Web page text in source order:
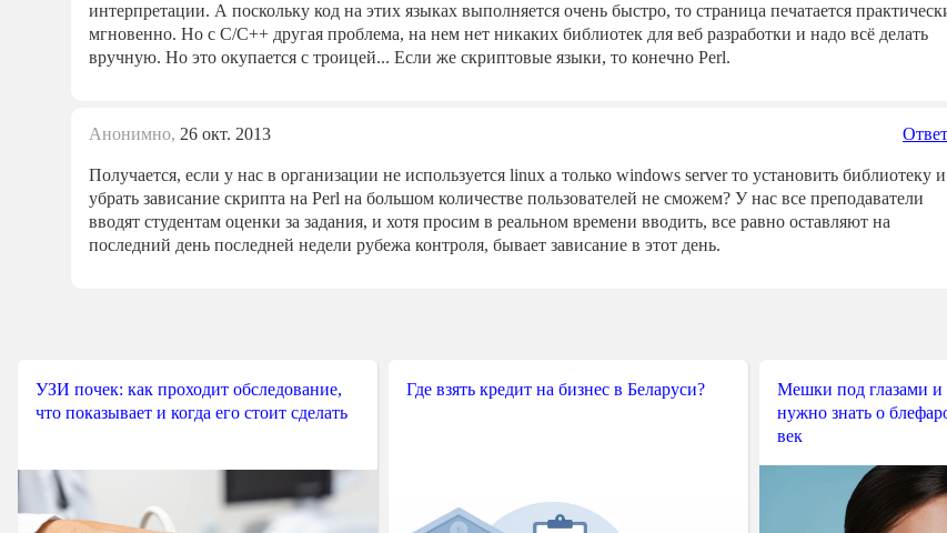
интерпретации. А поскольку код на этих языках выполняется очень быстро, то страница печатается
мгновенно. Но с С/С++ другая проблема, на нем нет никаких библиотек для веб разработки и надо всё делать
вручную. Но это окупается с троицей... Если же скриптовые языки, то конечно Perl.
Анонимно, 26 окт. 2013
Получается, если у нас в организации не используется linux а только windows server то установить библиотеку и
убрать зависание скрипта на Perl на большом количестве пользователей не сможем? У нас все преподаватели
вводят студентам оценки за задания, и хотя просим в реальном времени вводить, все равно оставляют на
последний день последней недели рубежа контроля, бывает зависание в этот день.
УЗИ почек: как проходит обследование,
что показывает и когда его стоит сделать
Где взять кредит на бизнес в Беларуси?
Мешки под глазами и
нужно знать о
век